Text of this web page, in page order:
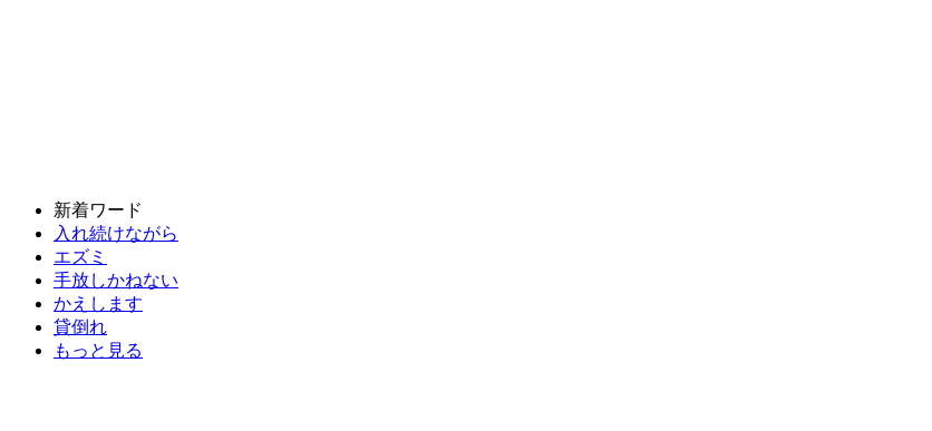
新着ワード
入れ続けながら
エズミ
手放しかねない
かえします
貸倒れ
もっと見る